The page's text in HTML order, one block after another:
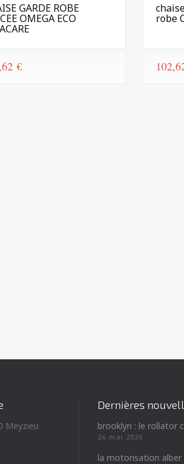
GARDE ROBE
OMEGA ECO
€
robe
Meyzieu
Dernières
brooklyn : le rollator
26 mai 2026
la motorisation alber